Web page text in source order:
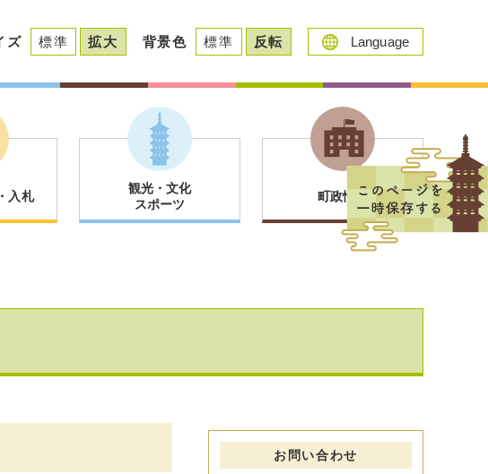
ズ 標準 拡大 背景色 標準 反転 Language
入札
観光・文化
スポーツ
町政情報
お問い合わせ